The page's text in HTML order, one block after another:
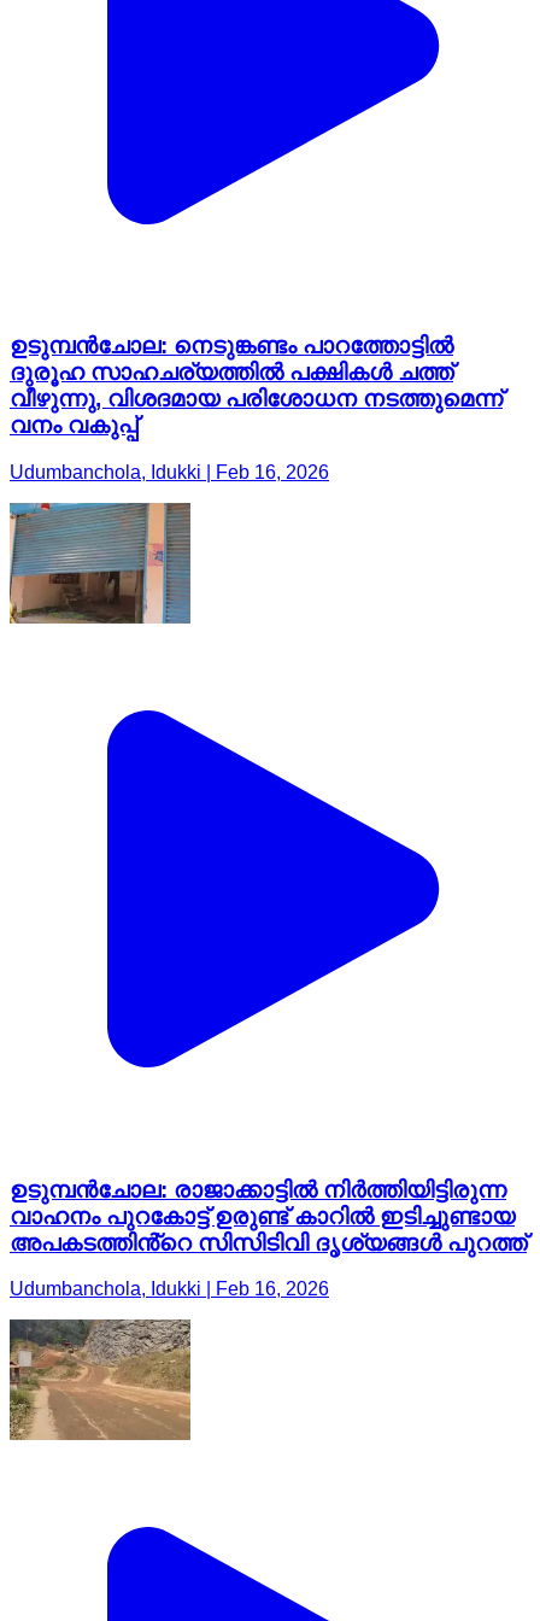
ഉടുമ്പൻചോല: നെടുങ്കണ്ടം പാറത്തോട്ടിൽ
ദുരൂഹ സാഹചര്യത്തിൽ പക്ഷികൾ ചത്ത്
വീഴുന്നു, വിശദമായ പരിശോധന നടത്തുമെന്ന്
വനം വകുപ്പ്
Udumbanchola, Idukki | Feb 16, 2026
ഉടുമ്പൻചോല: രാജാക്കാട്ടിൽ നിർത്തിയിട്ടിരുന്ന
വാഹനം പുറകോട്ട് ഉരുണ്ട് കാറിൽ ഇടിച്ചുണ്ടായ
അപകടത്തിൻ്റെ സിസിടിവി ദൃശ്യങ്ങൾ പുറത്ത്
Udumbanchola, Idukki | Feb 16, 2026